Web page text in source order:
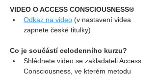
VIDEO O ACCESS CONSCIOUSNESS®
Odkaz na video (v nastavení videa
zapnete české titulky)
Co je součástí celodenního kurzu?
Shlédnete video se zakladateli Access
Consciousness, ve kterém metodu